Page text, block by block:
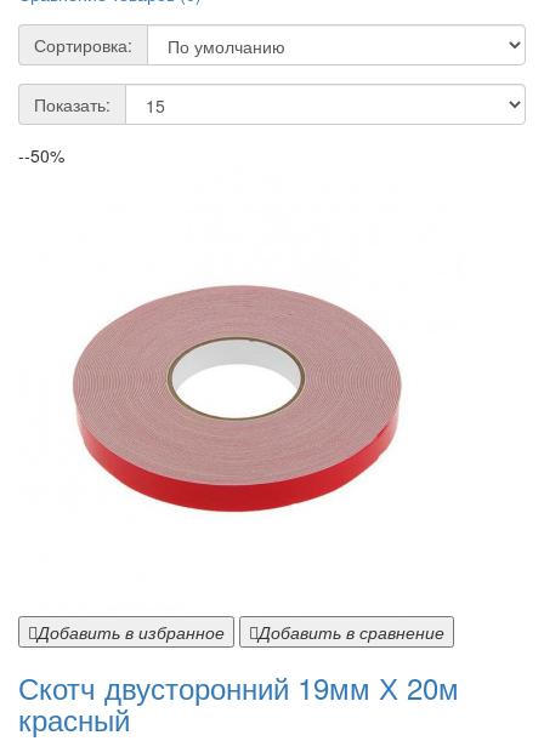
Сортировка:
Показать:
--50%
Добавить в избранное Добавить в сравнение
Скотч двусторонний 19мм Х 20м
красный